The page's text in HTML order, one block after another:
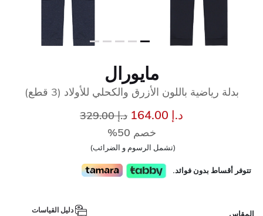
مايورال
بدلة رياضية باللون الأزرق والكحلي للأولاد (3 قطع)
د.إ 164.00 سعر مخفض مند.إ 329.00
خصم 50%
(تشمل الرسوم و الضرائب)
تتوفر أقساط بدون فوائد.
المقاس